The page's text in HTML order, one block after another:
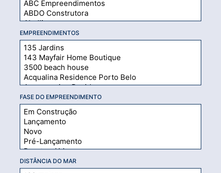
EMPREENDIMENTOS
FASE DO EMPREENDIMENTO
DISTÂNCIA DO MAR